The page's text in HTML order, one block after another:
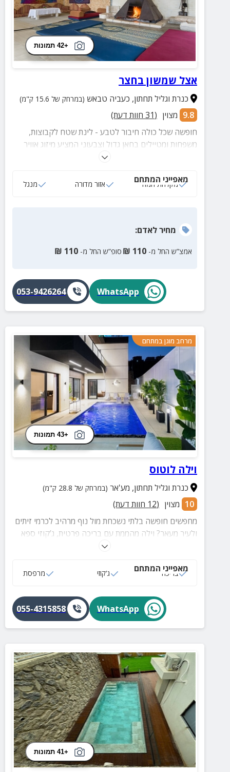
+42 תמונות
אצל שמשון בחצר
כנרת וגליל תחתון, כעביה טבאש (במרחק של 15.6 ק"מ)
9.8 מצוין (
31 חוות דעת)
חופשה שכל כולה חיבור לטבע - לינת שטח לקבוצות,
משפחות ומטיילים בחאן גדול וצבעוני המציע מיזוג אוויר
בקיץ, קמין עצים בחורף, מטבח מאובזר, אזור ייעודי
למנוחה ובילוי.
מאפייני המתחם
מקלחת חמה אזור מדורה מנגל
מחירלאדם:
אמצ”ש החל מ- 110
₪ סופ”ש החל מ- 110
₪
WhatsApp
053-9426264
מרחב מוגן במתחם
+43 תמונות
וילה לוטוס
כנרת וגליל תחתון, מע'אר (במרחק של 28.8 ק"מ)
10 מצוין (
12 חוות דעת)
מחפשים חופשה בלתי נשכחת מול נוף מרהיב לכרמי זיתים
ולעיר מעאר? וילה מהממת עם בריכה פרטית, ג’קוזי ספא
מפנק, סוויטות נוחות ומרפסת ענקית עם שולחן פינג פונג,
ימי גיבוש אירועים בואו להנות ולהתאהב
מאפייני המתחם
בריכה ג‘קוזי מרפסת
WhatsApp
055-4315858
+41 תמונות